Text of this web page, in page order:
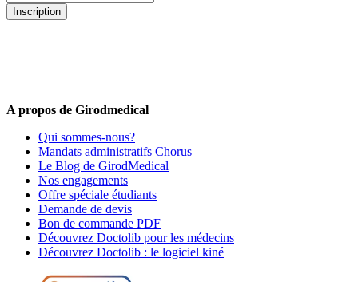
Inscription
A propos de Girodmedical
Qui sommes-nous?
Mandats administratifs Chorus
Le Blog de GirodMedical
Nos engagements
Offre spéciale étudiants
Demande de devis
Bon de commande PDF
Découvrez Doctolib pour les médecins
Découvrez Doctolib : le logiciel kiné